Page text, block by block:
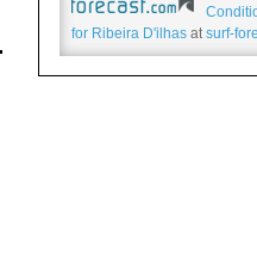
for Ribeira D'ilhas at surf-